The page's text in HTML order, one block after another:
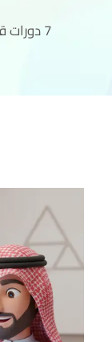
7 دورات قدرات بضمان استرداد فلوس 2026